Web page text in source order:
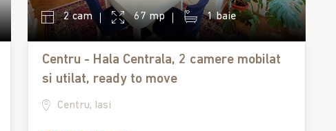
2 cam 67 mp 1 baie
Centru - Hala Centrala, 2 camere mobilat
si utilat, ready to move
Centru, Iasi